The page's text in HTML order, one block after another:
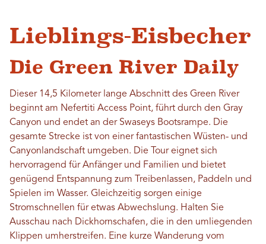
Lieblings-Eisbecher
Die Green River Daily
Dieser 14,5 Kilometer lange Abschnitt des Green River
beginnt am Nefertiti Access Point, führt durch den Gray
Canyon und endet an der Swaseys Bootsrampe. Die
gesamte Strecke ist von einer fantastischen Wüsten- und
Canyonlandschaft umgeben. Die Tour eignet sich
hervorragend für Anfänger und Familien und bietet
genügend Entspannung zum Treibenlassen, Paddeln und
Spielen im Wasser. Gleichzeitig sorgen einige
Stromschnellen für etwas Abwechslung. Halten Sie
Ausschau nach Dickhornschafen, die in den umliegenden
Klippen umherstreifen. Eine kurze Wanderung vom